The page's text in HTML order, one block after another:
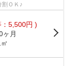
ＯＫ♪
5,500円 )
ヶ月